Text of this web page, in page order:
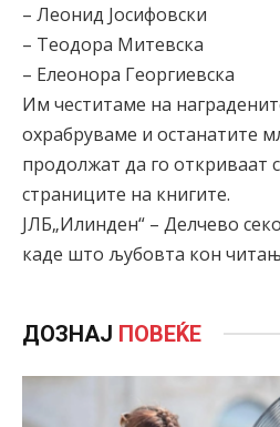
– Леонид Јосифовски
– Теодора Митевска
– Елеонора Георгиевска
Им честитаме на
охрабруваме и останатите
продолжат да го откриваат
страниците на книгите.
ЈЛБ„Илинден“ – Делчево
каде што љубовта кон
ДОЗНАЈ ПОВЕЌЕ